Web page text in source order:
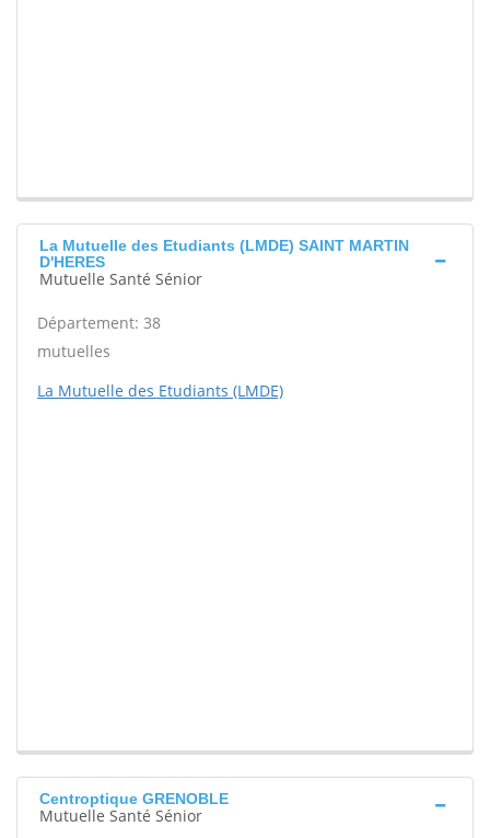
La Mutuelle des Etudiants (LMDE) SAINT MARTIN
D'HERES
Mutuelle Santé Sénior
Département: 38
mutuelles
La Mutuelle des Etudiants (LMDE)
Centroptique GRENOBLE
Mutuelle Santé Sénior